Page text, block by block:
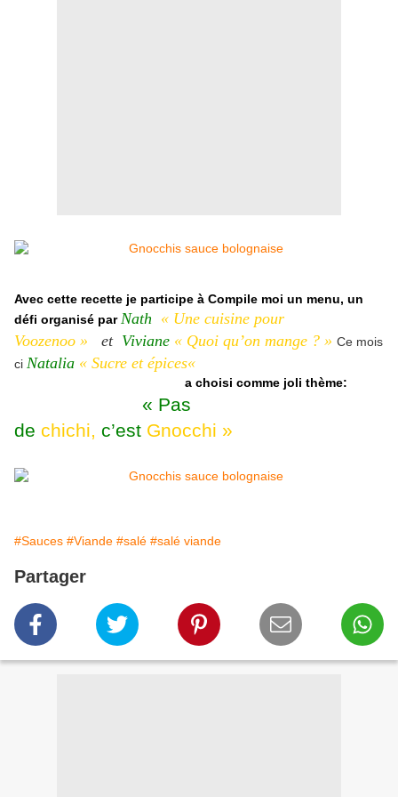
Avec cette recette je participe à Compile moi un menu, un
défi organisé par Nath « Une cuisine pour
Voozenoo » et Viviane « Quoi qu’on mange ? » Ce mois
ci Natalia « Sucre et épices«
a choisi comme joli thème:
« Pas
de chichi, c’est Gnocchi »
#Sauces #Viande #salé #salé viande
Partager